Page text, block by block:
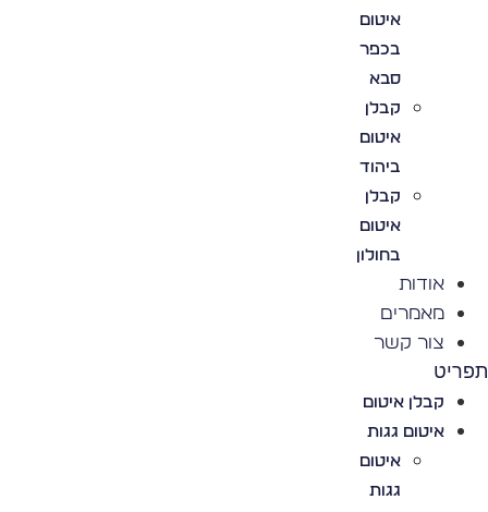
איטום
בכפר
סבא
קבלן
איטום
ביהוד
קבלן
איטום
בחולון
אודות
מאמרים
צור קשר
קבלן איטום
איטום גגות
איטום
גגות